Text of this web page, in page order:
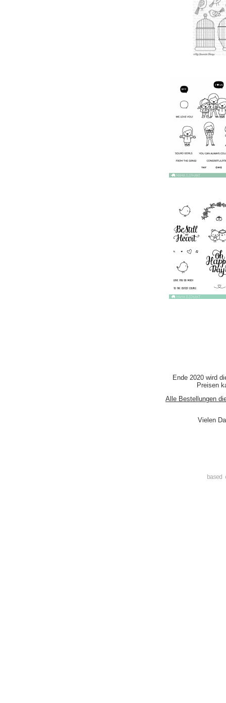
Ende 2020 wird
Preisen
Alle Bestellungen
Vielen